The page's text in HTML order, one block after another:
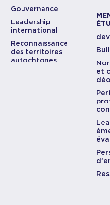
Gouvernance
Leadership
international
Reconnaissance
des territoires
autochtones
et